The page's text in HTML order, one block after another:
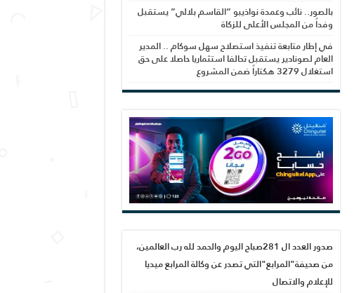
بالصور.. نائب وعمدة نواذيبو “القاسم بلالي” يستقبل
وفداً من المجلس الأعلى للزكاة
في إطار متابعة تنفيذ استصلاح سهل سوكام .. المدير
العام لصونادير يستقبل تحالفا استثماريا حاصلا على حق
استغلال 3279 هكتاراً ضمن المشروع
صدور العدد ال 281صباح اليوم والحمد لله رب العالمين،
من صحيفة"المرابع"التي تصدر عن وكالة المرابع ميديا
للإعلام والاتصال